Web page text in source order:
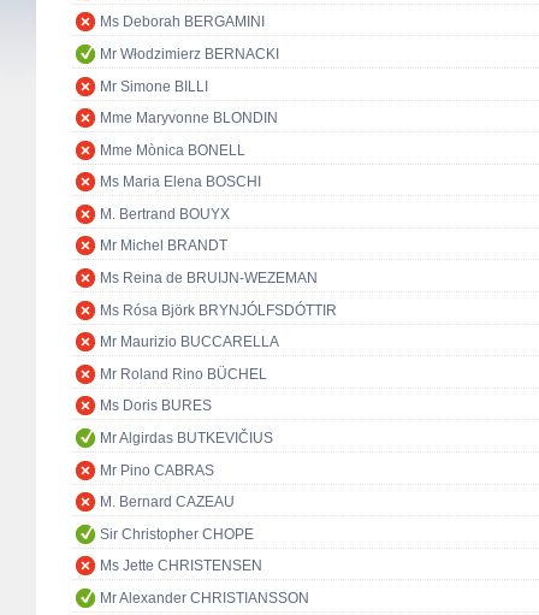
Ms Deborah BERGAMINI
Mr Włodzimierz BERNACKI
Mr Simone BILLI
Mme Maryvonne BLONDIN
Mme Mònica BONELL
Ms Maria Elena BOSCHI
M. Bertrand BOUYX
Mr Michel BRANDT
Ms Reina de BRUIJN-WEZEMAN
Ms Rósa Björk BRYNJÓLFSDÓTTIR
Mr Maurizio BUCCARELLA
Mr Roland Rino BÜCHEL
Ms Doris BURES
Mr Algirdas BUTKEVIČIUS
Mr Pino CABRAS
M. Bernard CAZEAU
Sir Christopher CHOPE
Ms Jette CHRISTENSEN
Mr Alexander CHRISTIANSSON